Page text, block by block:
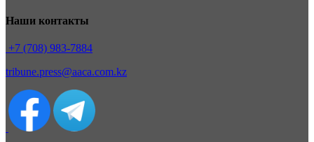
Наши контакты
+7 (708) 983-7884
tribune.press@aaca.com.kz